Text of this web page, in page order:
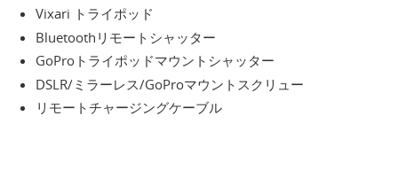
Vixari トライポッド
Bluetoothリモートシャッター
GoProトライポッドマウントシャッター
DSLR/ミラーレス/GoProマウントスクリュー
リモートチャージングケーブル